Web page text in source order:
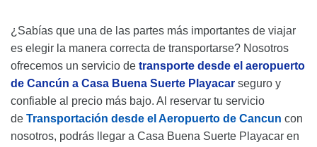
¿Sabías que una de las partes más importantes de viajar
es elegir la manera correcta de transportarse? Nosotros
ofrecemos un servicio de transporte desde el aeropuerto
de Cancún a Casa Buena Suerte Playacar seguro y
confiable al precio más bajo. Al reservar tu servicio
de Transportación desde el Aeropuerto de Cancun con
nosotros, podrás llegar a Casa Buena Suerte Playacar en